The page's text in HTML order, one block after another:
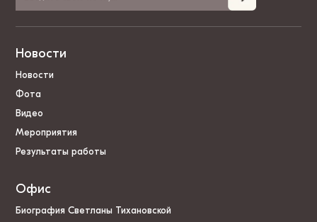
Новости
Новости
Фота
Видео
Мероприятия
Результаты работы
Офис
Биография Светланы Тихановской